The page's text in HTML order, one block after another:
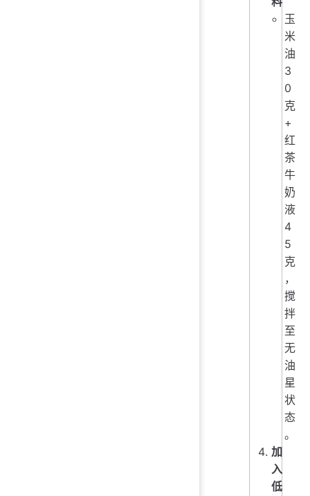
玉
米
油
3
0
克
+
红
茶
牛
奶
液
4
5
克
，
搅
拌
至
无
油
星
状
态
。
加
入
低